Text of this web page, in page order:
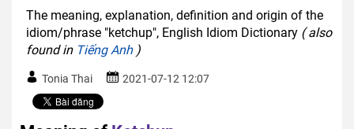
The meaning, explanation, definition and origin of the
idiom/phrase "ketchup", English Idiom Dictionary ( also
found in Tiếng Anh)
Tonia Thai 2021-07-12 12:07